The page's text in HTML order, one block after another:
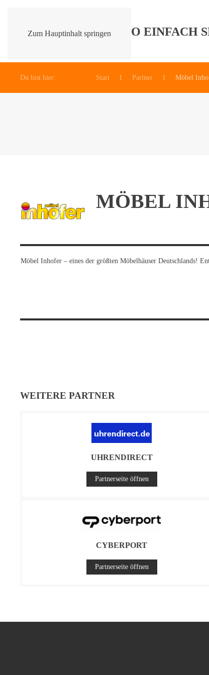
Zum Hauptinhalt springen
Du bist hier: Start Partner Möbel
MÖBEL
Möbel Inhofer – eines der größten Möbelhäuser Deutschlands!
WEITERE PARTNER
UHRENDIRECT
Partnerseite öffnen
CYBERPORT
Partnerseite öffnen